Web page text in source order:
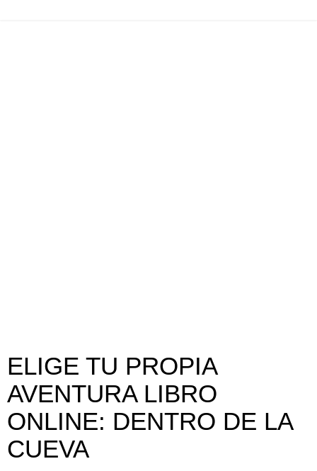
ELIGE TU PROPIA
AVENTURA LIBRO
ONLINE: DENTRO DE LA
CUEVA